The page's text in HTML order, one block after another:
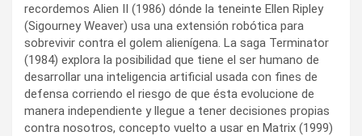
recordemos Alien II (1986) dónde la teneinte Ellen Ripley
(Sigourney Weaver) usa una extensión robótica para
sobrevivir contra el golem alienígena. La saga Terminator
(1984) explora la posibilidad que tiene el ser humano de
desarrollar una inteligencia artificial usada con fines de
defensa corriendo el riesgo de que ésta evolucione de
manera independiente y llegue a tener decisiones propias
contra nosotros, concepto vuelto a usar en Matrix (1999)